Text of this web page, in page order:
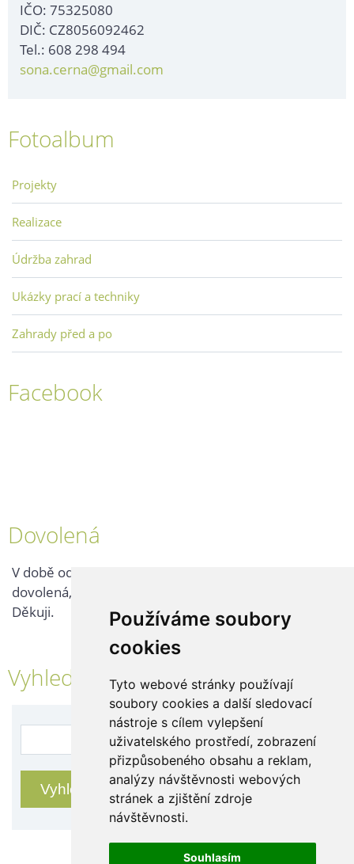
Používáme soubory
cookies
Tyto webové stránky používají
soubory cookies a další sledovací
nástroje s cílem vylepšení
uživatelského prostředí, zobrazení
přizpůsobeného obsahu a reklam,
analýzy návštěvnosti webových
stránek a zjištění zdroje
návštěvnosti.
Souhlasím
IČO: 75325080
DIČ: CZ8056092462
Tel.: 608 298 494
sona.cerna@gmail.com
Fotoalbum
Projekty
Realizace
Údržba zahrad
Ukázky prací a techniky
Zahrady před a po
Facebook
Dovolená
V době od 25. 7. - 2. 8. 2026 probíhá v naší firmě
dovolená, kontaktujte nás až po jejím ukončení.
Děkuji.
Vyhledávání